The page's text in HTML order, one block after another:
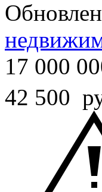
17 000
42 500